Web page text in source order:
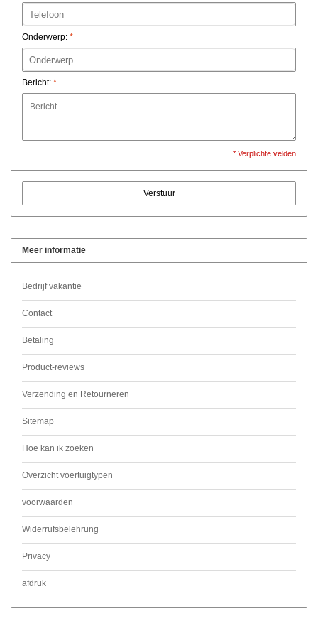
Onderwerp: *
Bericht: *
* Verplichte velden
Verstuur
Meer informatie
Bedrijf vakantie
Contact
Betaling
Product-reviews
Verzending en Retourneren
Sitemap
Hoe kan ik zoeken
Overzicht voertuigtypen
voorwaarden
Widerrufsbelehrung
Privacy
afdruk